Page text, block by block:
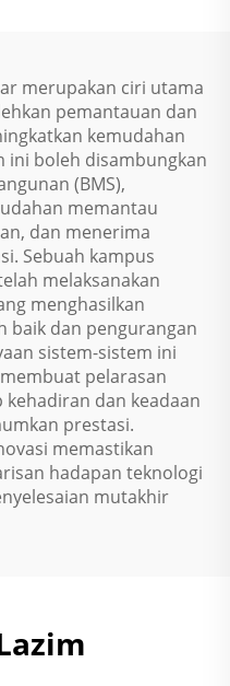
merupakan ciri utama
pemantauan dan
kemudahan
ini boleh disambungkan
(BMS),
memantau
dan menerima
Sebuah kampus
melaksanakan
menghasilkan
baik dan pengurangan
sistem-sistem ini
pelarasan
dan keadaan
prestasi.
memastikan
hadapan teknologi
mutakhir